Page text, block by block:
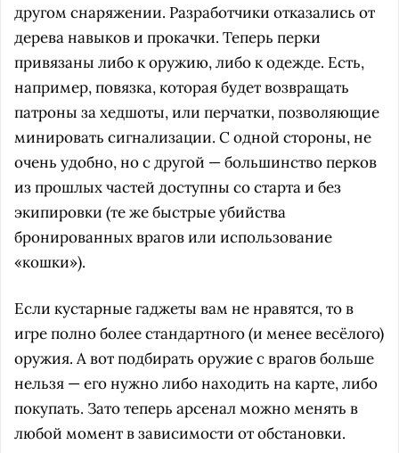
другом снаряжении. Разработчики отказались от
дерева навыков и прокачки. Теперь перки
привязаны либо к оружию, либо к одежде. Есть,
например, повязка, которая будет возвращать
патроны за хедшоты, или перчатки, позволяющие
минировать сигнализации. С одной стороны, не
очень удобно, но с другой — большинство перков
из прошлых частей доступны со старта и без
экипировки (те же быстрые убийства
бронированных врагов или использование
«кошки»).
Если кустарные гаджеты вам не нравятся, то в
игре полно более стандартного (и менее весёлого)
оружия. А вот подбирать оружие с врагов больше
нельзя — его нужно либо находить на карте, либо
покупать. Зато теперь арсенал можно менять в
любой момент в зависимости от обстановки.